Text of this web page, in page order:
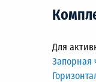
Для
Запорная